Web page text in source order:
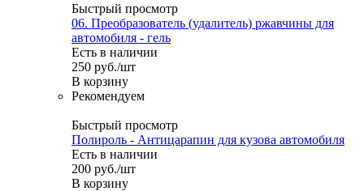
Быстрый просмотр
06. Преобразователь (удалитель) ржавчины для
автомобиля - гель
Есть в наличии
250 руб./шт
В корзину
Рекомендуем
Быстрый просмотр
Полироль - Антицарапин для кузова автомобиля
Есть в наличии
200 руб./шт
В корзину